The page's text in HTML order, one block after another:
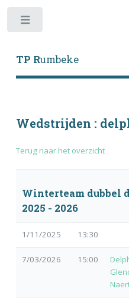
TP Rumbeke
Wedstrijden :
Terug naar het overzicht
Winterteam dubbel
2025 - 2026
1/11/2025 13:30
7/03/2026 15:00